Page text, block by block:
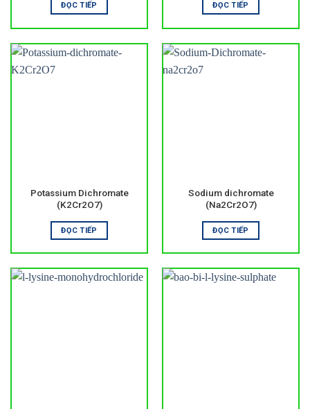
ĐỌC TIẾP ĐỌC TIẾP
Potassium Dichromate
(K2Cr2O7)
ĐỌC TIẾP
Sodium dichromate
(Na2Cr2O7)
ĐỌC TIẾP